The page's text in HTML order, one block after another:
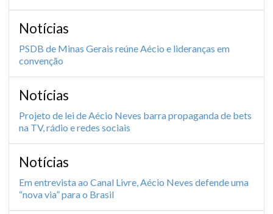
Notícias
PSDB de Minas Gerais reúne Aécio e lideranças em
convenção
Notícias
Projeto de lei de Aécio Neves barra propaganda de bets
na TV, rádio e redes sociais
Notícias
Em entrevista ao Canal Livre, Aécio Neves defende uma
“nova via” para o Brasil